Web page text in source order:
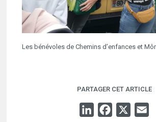
Les bénévoles de Chemins d’enfances et
PARTAGER CET ARTICLE
LINKEDINFACEBOOK